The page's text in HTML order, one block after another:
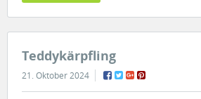
Teddykärpfling
21. Oktober 2024